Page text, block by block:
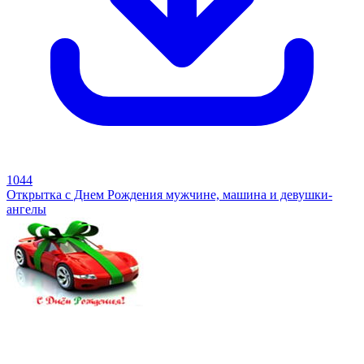
1044
Открытка с Днем Рождения мужчине, машина и девушки-
ангелы